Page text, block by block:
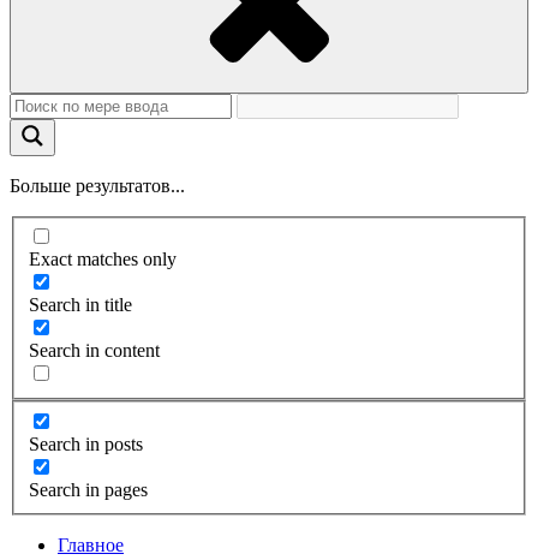
Больше результатов...
Exact matches only
Search in title
Search in content
Search in posts
Search in pages
Главное